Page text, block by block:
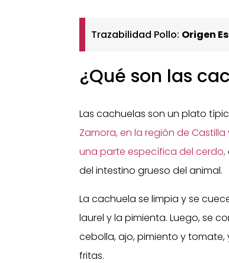
Trazabilidad Pollo: Origen
¿Qué son las
Las cachuelas son un plato
Zamora, en la región de Castilla
una parte específica del cerdo,
del intestino grueso del animal.
La cachuela se limpia y se
laurel y la pimienta. Luego, se
cebolla, ajo, pimiento y
fritas.